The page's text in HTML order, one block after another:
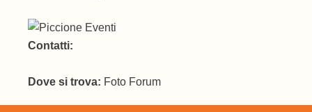
Contatti:
Dove si trova: Foto Forum